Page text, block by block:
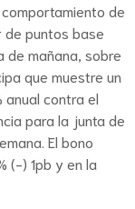
de
de puntos base
de mañana, sobre
que muestre un
anual contra el
para la junta de
El bono
(-) 1pb y en la